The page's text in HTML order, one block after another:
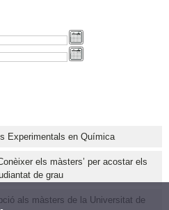
Experimentals en Química
els màsters’ per acostar els
de grau
als màsters de la Universitat de